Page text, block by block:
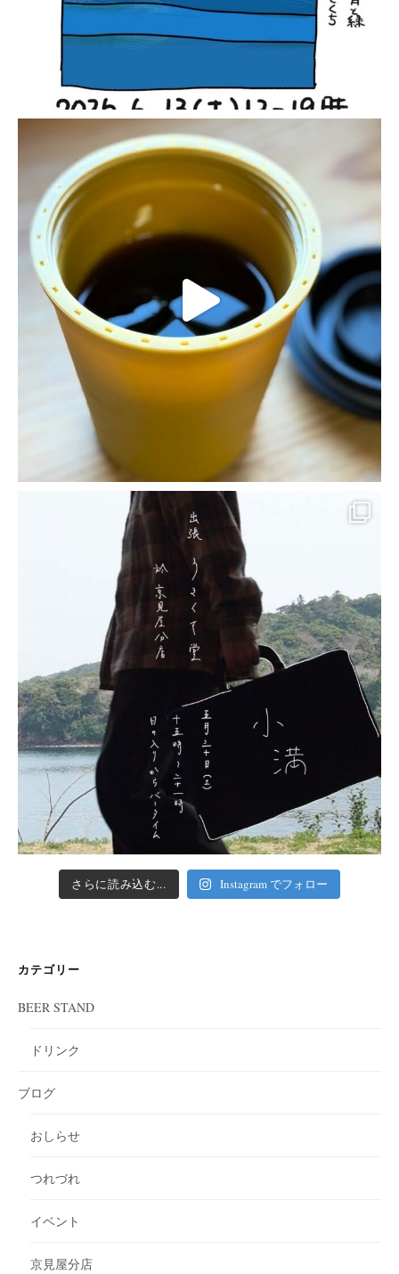
さらに読み込む... Instagram でフォロー
カテゴリー
BEER STAND
ドリンク
ブログ
おしらせ
つれづれ
イベント
京見屋分店